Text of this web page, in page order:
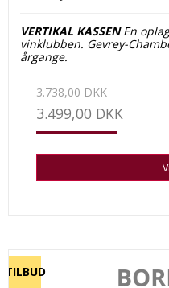
VERTIKAL KASSENEn
vinklubben. Gevrey-
årgange.
3.738,00 DKK
3.499,00 DKK
TILBUD